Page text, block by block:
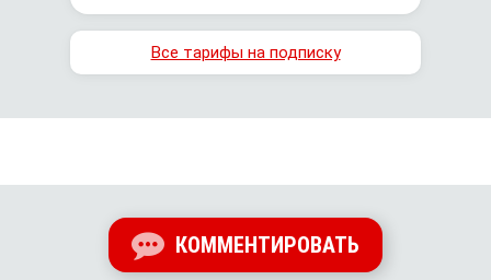
Все тарифы на подписку
КОММЕНТИРОВАТЬ